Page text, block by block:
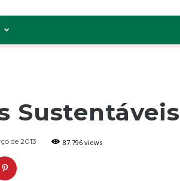
Sustentáveis
de 2013 87.796 views